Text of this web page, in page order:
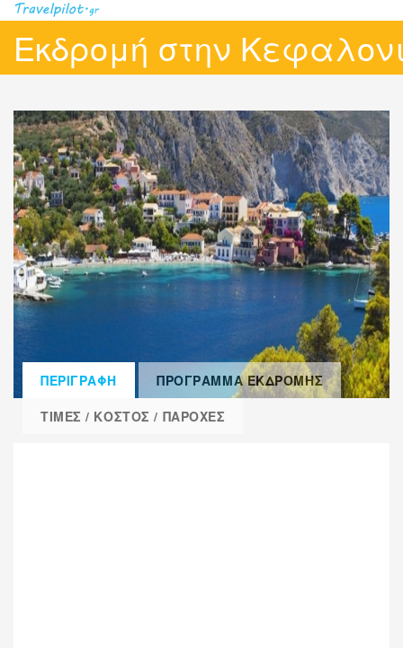
Εκδρομή στην
ΠΕΡΙΓΡΑΦΗ
ΠΡΟΓΡΑΜΜΑ ΕΚΔΡΟΜΗΣ
ΤΙΜΕΣ / ΚΟΣΤΟΣ / ΠΑΡΟΧΕΣ